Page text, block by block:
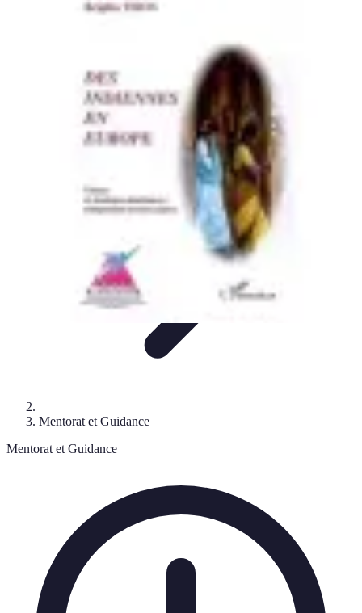
Guidance Créateurs
Guidance Créateurs
Mentorat et Guidance
Mentorat et Guidance